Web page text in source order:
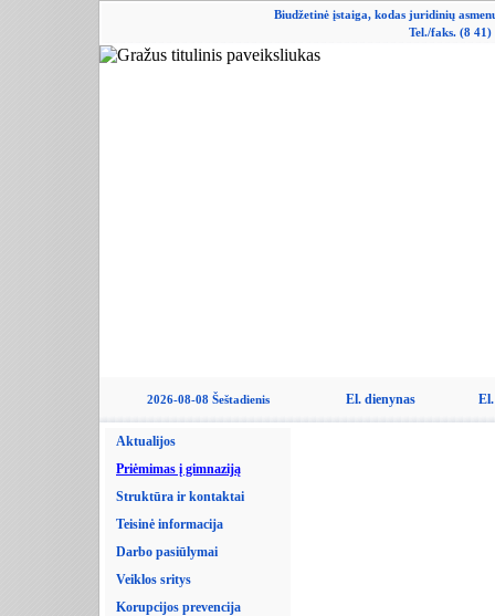
Biudžetinė įstaiga, kodas juridinių
Tel./faks. (8
2026-08-08 Šeštadienis El. dienynas
Aktualijos
Priėmimas į gimnaziją
Struktūra ir kontaktai
Teisinė informacija
Darbo pasiūlymai
Veiklos sritys
Korupcijos prevencija